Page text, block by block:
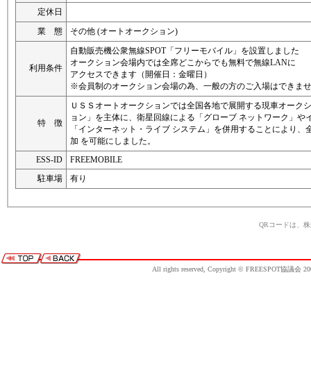
定休日
業 態
その他 (オートオークション)
利用条件
自動販売機公衆無線SPOT「フリーモバイル」を設置しました
オークション会場内では全席どこからでも無料で無線LANに
アクセスできます（開催日：金曜日）
※会員制のオークション会場の為、一般の方のご入場はできま
特 徴
ＵＳＳオートオークションでは全国各地で展開する現車オーク
ョン」を主体に、衛星回線による「グローブ ネットワーク」や
「インターネット・ライブ システム」を併用することにより
加 を可能にしました。
ESS-ID
FREEMOBILE
駐車場
有り
QRコードは、
All rights reserved, Copyright © FREESPOT協議会